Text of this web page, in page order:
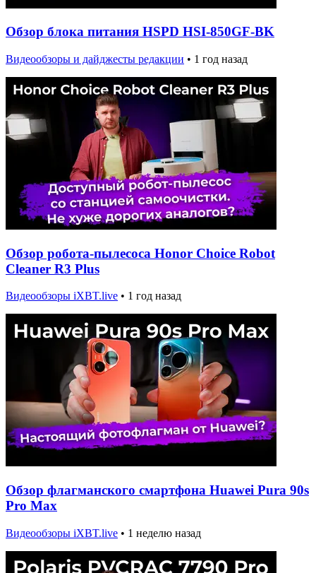
Обзор блока питания HSPD HSI-850GF-BK
Видеообзоры и дайджесты редакции • 1 год назад
Обзор робота-пылесоса Honor Choice Robot
Cleaner R3 Plus
Видеообзоры iXBT.live • 1 год назад
Обзор флагманского смартфона Huawei Pura 90s
Pro Max
Видеообзоры iXBT.live • 1 неделю назад